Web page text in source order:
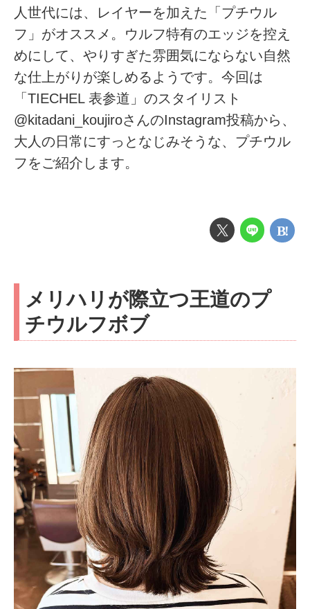
人世代には、レイヤーを加えた「プチウル
フ」がオススメ。ウルフ特有のエッジを控え
めにして、やりすぎた雰囲気にならない自然
な仕上がりが楽しめるようです。今回は
「TIECHEL 表参道」のスタイリスト
@kitadani_koujiroさんのInstagram投稿から、
大人の日常にすっとなじみそうな、プチウル
フをご紹介します。
メリハリが際立つ王道のプ
チウルフボブ